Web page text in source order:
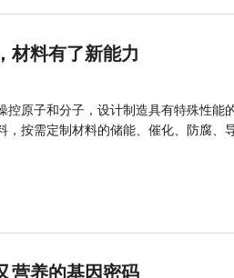
材料有了新能力
控原子和分子，设计制造具有特殊性
，按需定制材料的储能、催化、防腐、
营养的基因密码